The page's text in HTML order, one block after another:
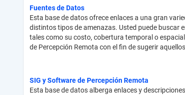
Fuentes de Datos
Esta base de datos ofrece enlaces a una gran
distintos tipos de amenazas. Usted puede buscar
tales como su costo, cobertura temporal o
de Percepción Remota con el fin de sugerir
SIG y Software de Percepción Remota
Esta base de datos alberga enlaces y